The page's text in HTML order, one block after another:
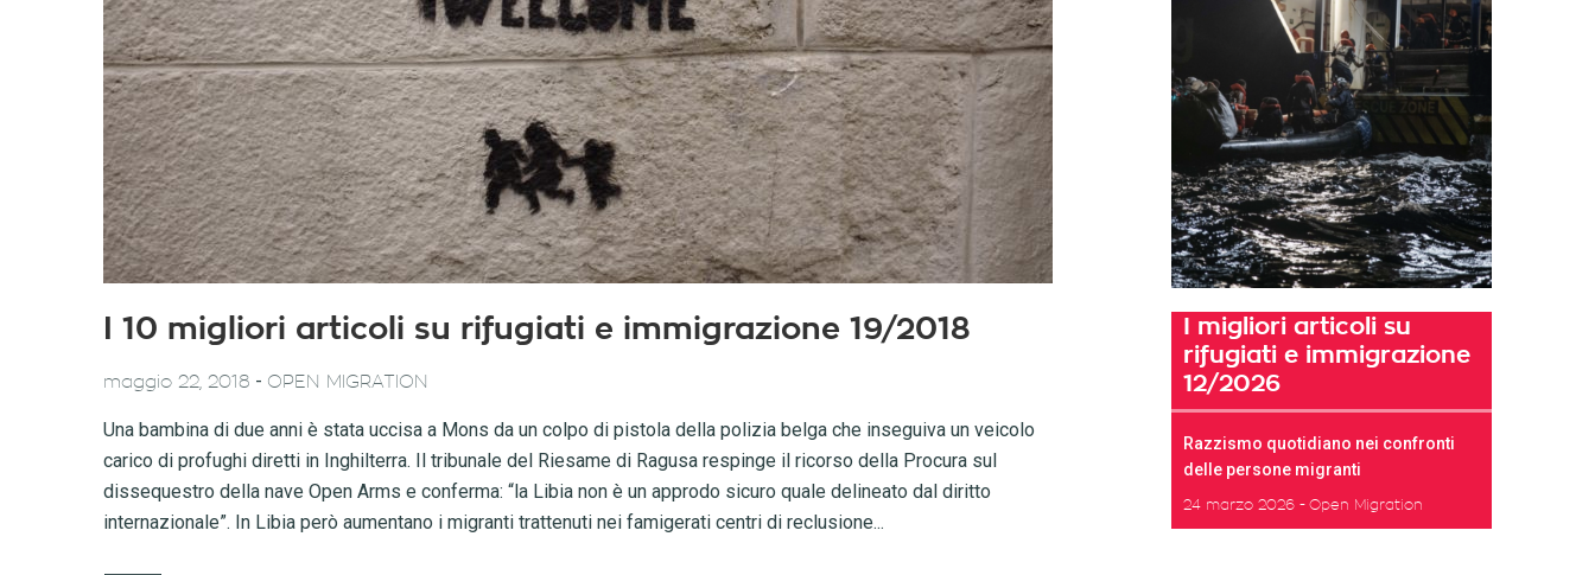
I 10 migliori articoli su rifugiati e immigrazione 19/2018
maggio 22, 2018 - OPEN MIGRATION
Una bambina di due anni è stata uccisa a Mons da un colpo di pistola della polizia belga che inseguiva un veicolo
carico di profughi diretti in Inghilterra. Il tribunale del Riesame di Ragusa respinge il ricorso della Procura sul
dissequestro della nave Open Arms e conferma: “la Libia non è un approdo sicuro quale delineato dal diritto
internazionale”. In Libia però aumentano i migranti trattenuti nei famigerati centri di reclusione...
I migliori articoli su
rifugiati e immigrazione
12/2026
Razzismo quotidiano nei confronti
delle persone migranti
24 marzo 2026 Open Migration